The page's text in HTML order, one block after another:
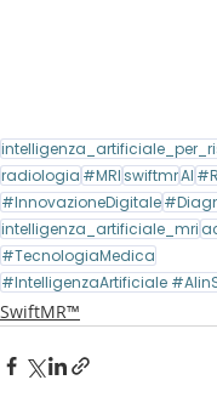
radiologia #MRIswiftmrAI
#InnovazioneDigitale
intelligenza_artificiale_mri
#TecnologiaMedica
SwiftMR™